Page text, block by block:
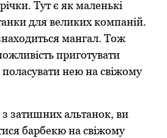
Тут є як маленькі
для великих компаній.
мангал. Тож
приготувати
нею на свіжому
затишних альтанок, ви
барбекю на свіжому